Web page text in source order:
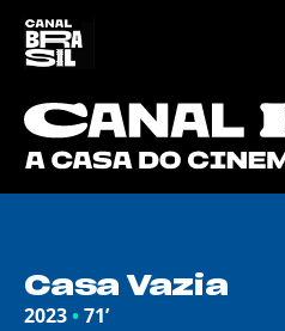
Casa Vazia
2023•71’